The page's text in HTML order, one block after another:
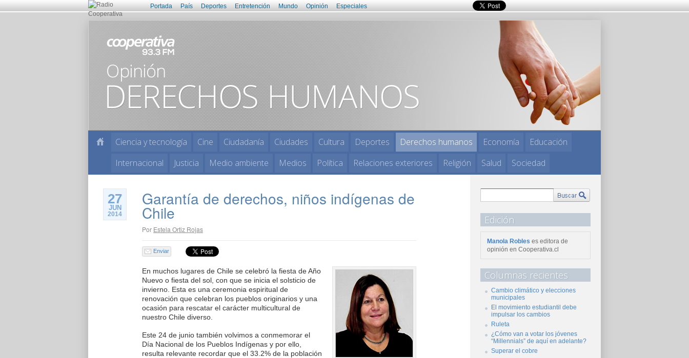
Portada País Deportes Entretención Mundo Opinión Especiales
Ciencia y tecnología Cine Ciudadanía Ciudades Cultura Deportes Derechos humanos Economía
Educación
Internacional
Justicia Medio ambiente Medios Política Relaciones exteriores Religión Salud Sociedad
27
JUN
2014
Garantía de derechos, niños indígenas de
Chile
Por Estela Ortiz Rojas
Enviar
En muchos lugares de Chile se celebró la fiesta de Año
Nuevo o fiesta del sol, con que se inicia el solsticio de
invierno. Esta es una ceremonia espiritual de
renovación que celebran los pueblos originarios y una
ocasión para rescatar el carácter multicultural de
nuestro Chile diverso.
Este 24 de junio también volvimos a conmemorar el
Día Nacional de los Pueblos Indígenas y por ello,
resulta relevante recordar que el 33.2% de la población
Edición
Manola Robles es editora de
opinión en Cooperativa.cl
Columnas recientes
Cambio climático y elecciones
municipales
El movimiento estudiantil debe
impulsar los cambios
Ruleta
¿Cómo van a votar los jóvenes
“Millennials” de aquí en adelante?
Superar el cobre